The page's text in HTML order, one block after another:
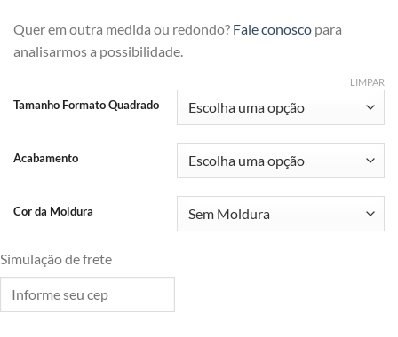
Quer em outra medida ou redondo? Fale conosco para
analisarmos a possibilidade.
Tamanho Formato Quadrado
Acabamento
Cor da Moldura
LIMPAR
Simulação de frete